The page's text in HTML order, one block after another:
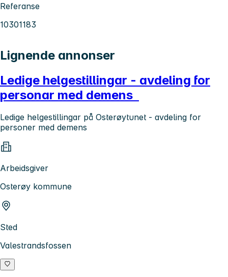
Referanse
10301183
Lignende annonser
Ledige helgestillingar - avdeling for
personar med demens
Ledige helgestillingar på Osterøytunet - avdeling for
personer med demens
Arbeidsgiver
Osterøy kommune
Sted
Valestrandsfossen